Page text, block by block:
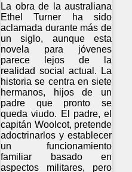
La obra de la australiana
Ethel Turner ha sido
aclamada durante más de
un siglo, aunque esta
novela para jóvenes
parece lejos de la
realidad social actual. La
historia se centra en siete
hermanos, hijos de un
padre que pronto se
queda viudo. El padre, el
capitán Woolcot, pretende
adoctrinarlos y establecer
un funcionamiento
familiar basado en
aspectos militares, pero